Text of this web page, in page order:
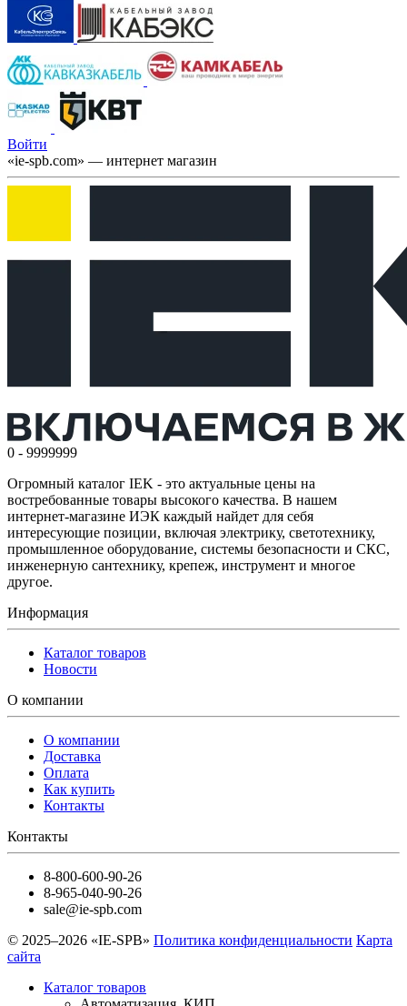
Войти
«ie-spb.com» — интернет магазин
0 - 9999999
Огромный каталог IEK - это актуальные цены на
востребованные товары высокого качества. В нашем
интернет-магазине ИЭК каждый найдет для себя
интересующие позиции, включая электрику, светотехнику,
промышленное оборудование, системы безопасности и СКС,
инженерную сантехнику, крепеж, инструмент и многое
другое.
Информация
Каталог товаров
Новости
О компании
О компании
Доставка
Оплата
Как купить
Контакты
Контакты
8-800-600-90-26
8-965-040-90-26
sale@ie-spb.com
© 2025–2026 «IE-SPB» Политика конфиденциальности Карта
сайта
Каталог товаров